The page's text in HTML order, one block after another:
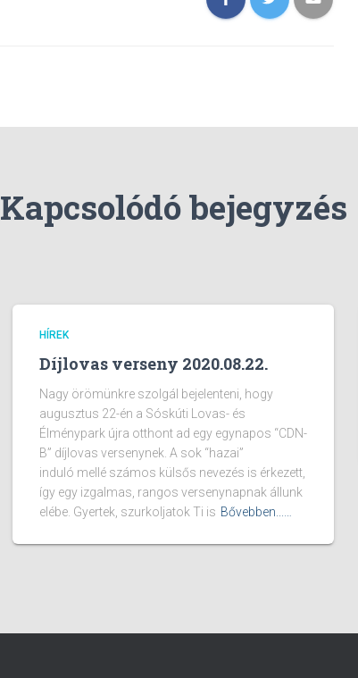
Kapcsolódó bejegyzés
HÍREK
Díjlovas verseny 2020.08.22.
Nagy örömünkre szolgál bejelenteni, hogy
augusztus 22-én a Sóskúti Lovas- és
Élménypark újra otthont ad egy egynapos “CDN-
B” díjlovas versenynek. A sok “hazai”
induló mellé számos külsős nevezés is érkezett,
így egy izgalmas, rangos versenynapnak állunk
elébe. Gyertek, szurkoljatok Ti is Bővebben...…